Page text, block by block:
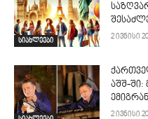
სიახლეები
2 ივნისი
აშშ-ში:
2 ივნისი